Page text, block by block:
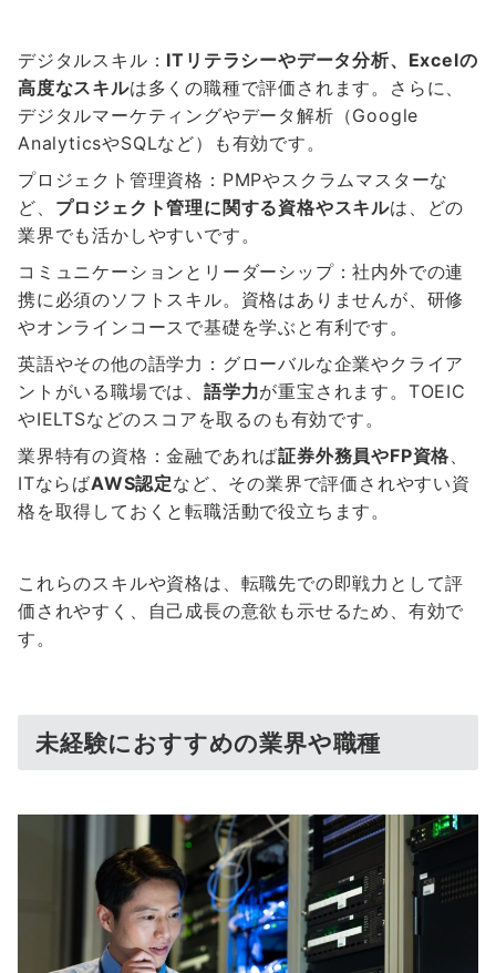
デジタルスキル： ITリテラシーやデータ分析、Excelの
高度なスキルは多くの職種で評価されます。さらに、
デジタルマーケティングやデータ解析（Google
AnalyticsやSQLなど）も有効です。
プロジェクト管理資格：PMPやスクラムマスターな
ど、 プロジェクト管理に関する資格やスキルは、どの
業界でも活かしやすいです。
コミュニケーションとリーダーシップ：社内外での連
携に必須のソフトスキル。資格はありませんが、研修
やオンラインコースで基礎を学ぶと有利です。
英語やその他の語学力：グローバルな企業やクライア
ントがいる職場では、 語学力が重宝されます。TOEIC
やIELTSなどのスコアを取るのも有効です。
業界特有の資格：金融であれば証券外務員やFP資格
ITならばAWS認定など、その業界で評価されやすい資
格を取得しておくと転職活動で役立ちます。
これらのスキルや資格は、転職先での即戦力として評
価されやすく、自己成長の意欲も示せるため、有効で
す。
未経験におすすめの業界や職種